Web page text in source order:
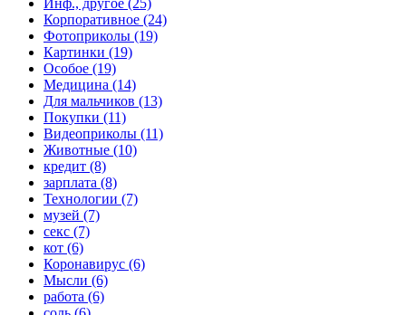
Инф., другое (25)
Корпоративное (24)
Фотоприколы (19)
Картинки (19)
Особое (19)
Медицина (14)
Для мальчиков (13)
Покупки (11)
Видеоприколы (11)
Животные (10)
кредит (8)
зарплата (8)
Технологии (7)
музей (7)
секс (7)
кот (6)
Коронавирус (6)
Мысли (6)
работа (6)